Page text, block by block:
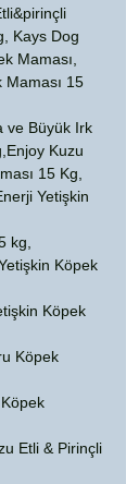
Kays Dog
Maması,
Maması 15
ve Büyük Irk
Kuzu
15 Kg,
Yetişkin
kg,
Köpek
Köpek
Köpek
Etli & Pirinçli